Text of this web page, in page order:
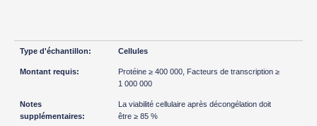
Cellules
Protéine ≥ 400 000, Facteurs de transcription ≥
1 000 000
La viabilité cellulaire après décongélation doit
être ≥ 85 %